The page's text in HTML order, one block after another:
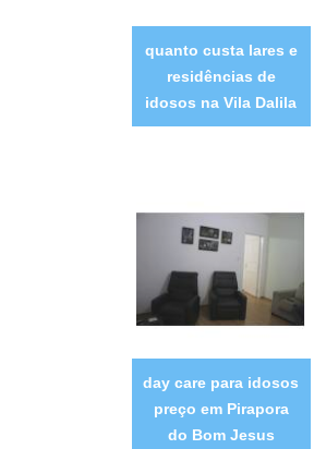
quanto custa lares e
residências de
idosos na Vila Dalila
day care para idosos
preço em Pirapora
do Bom Jesus